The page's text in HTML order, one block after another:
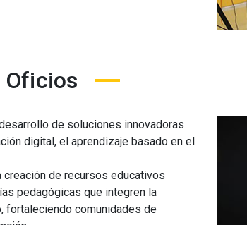
Oficios
de soluciones innovadoras
digital, el aprendizaje basado en el
de recursos educativos
pedagógicas que integren la
fortaleciendo comunidades de